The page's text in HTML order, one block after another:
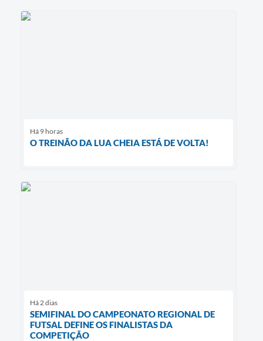
Há 9 horas
O TREINÃO DA LUA CHEIA ESTÁ DE VOLTA!
Há 2 dias
SEMIFINAL DO CAMPEONATO REGIONAL DE
FUTSAL DEFINE OS FINALISTAS DA
COMPETIÇÃO